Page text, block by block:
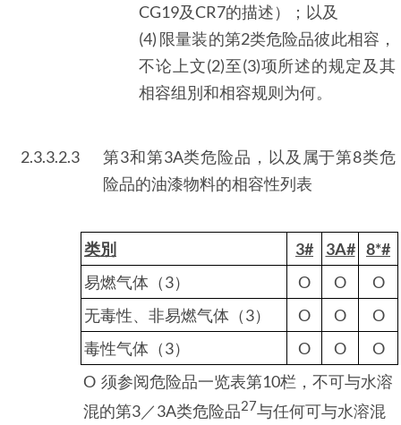
CG19及CR7的描述）；以及
(4) 限量装的第2类危险品彼此相容，
不论上文(2)至(3)项所述的规定及其
相容组別和相容规则为何。
2.3.3.2.3
第3和第3A类危险品，以及属于第8类危
险品的油漆物料的相容性列表
类別 3# 3A# 8*#
易燃气体（3）
O O
O
无毒性、非易燃气体（3）
O O
O
毒性气体（3）
O O
O
O 须参阅危险品一览表第10栏，不可与水溶
混的第3／3A类危险品27与任何可与水溶混